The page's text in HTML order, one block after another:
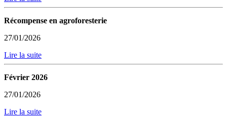
Récompense en agroforesterie
27/01/2026
Lire la suite
Février 2026
27/01/2026
Lire la suite